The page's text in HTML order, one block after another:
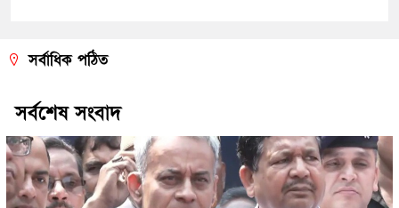
সর্বাধিক পঠিত
সর্বশেষ সংবাদ